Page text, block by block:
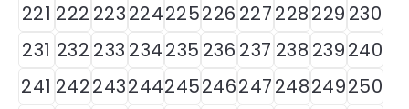
221 222 223224225226 227228229 230
231 232 233 234235 236 237 238 239240
241 242243244245246247248249250